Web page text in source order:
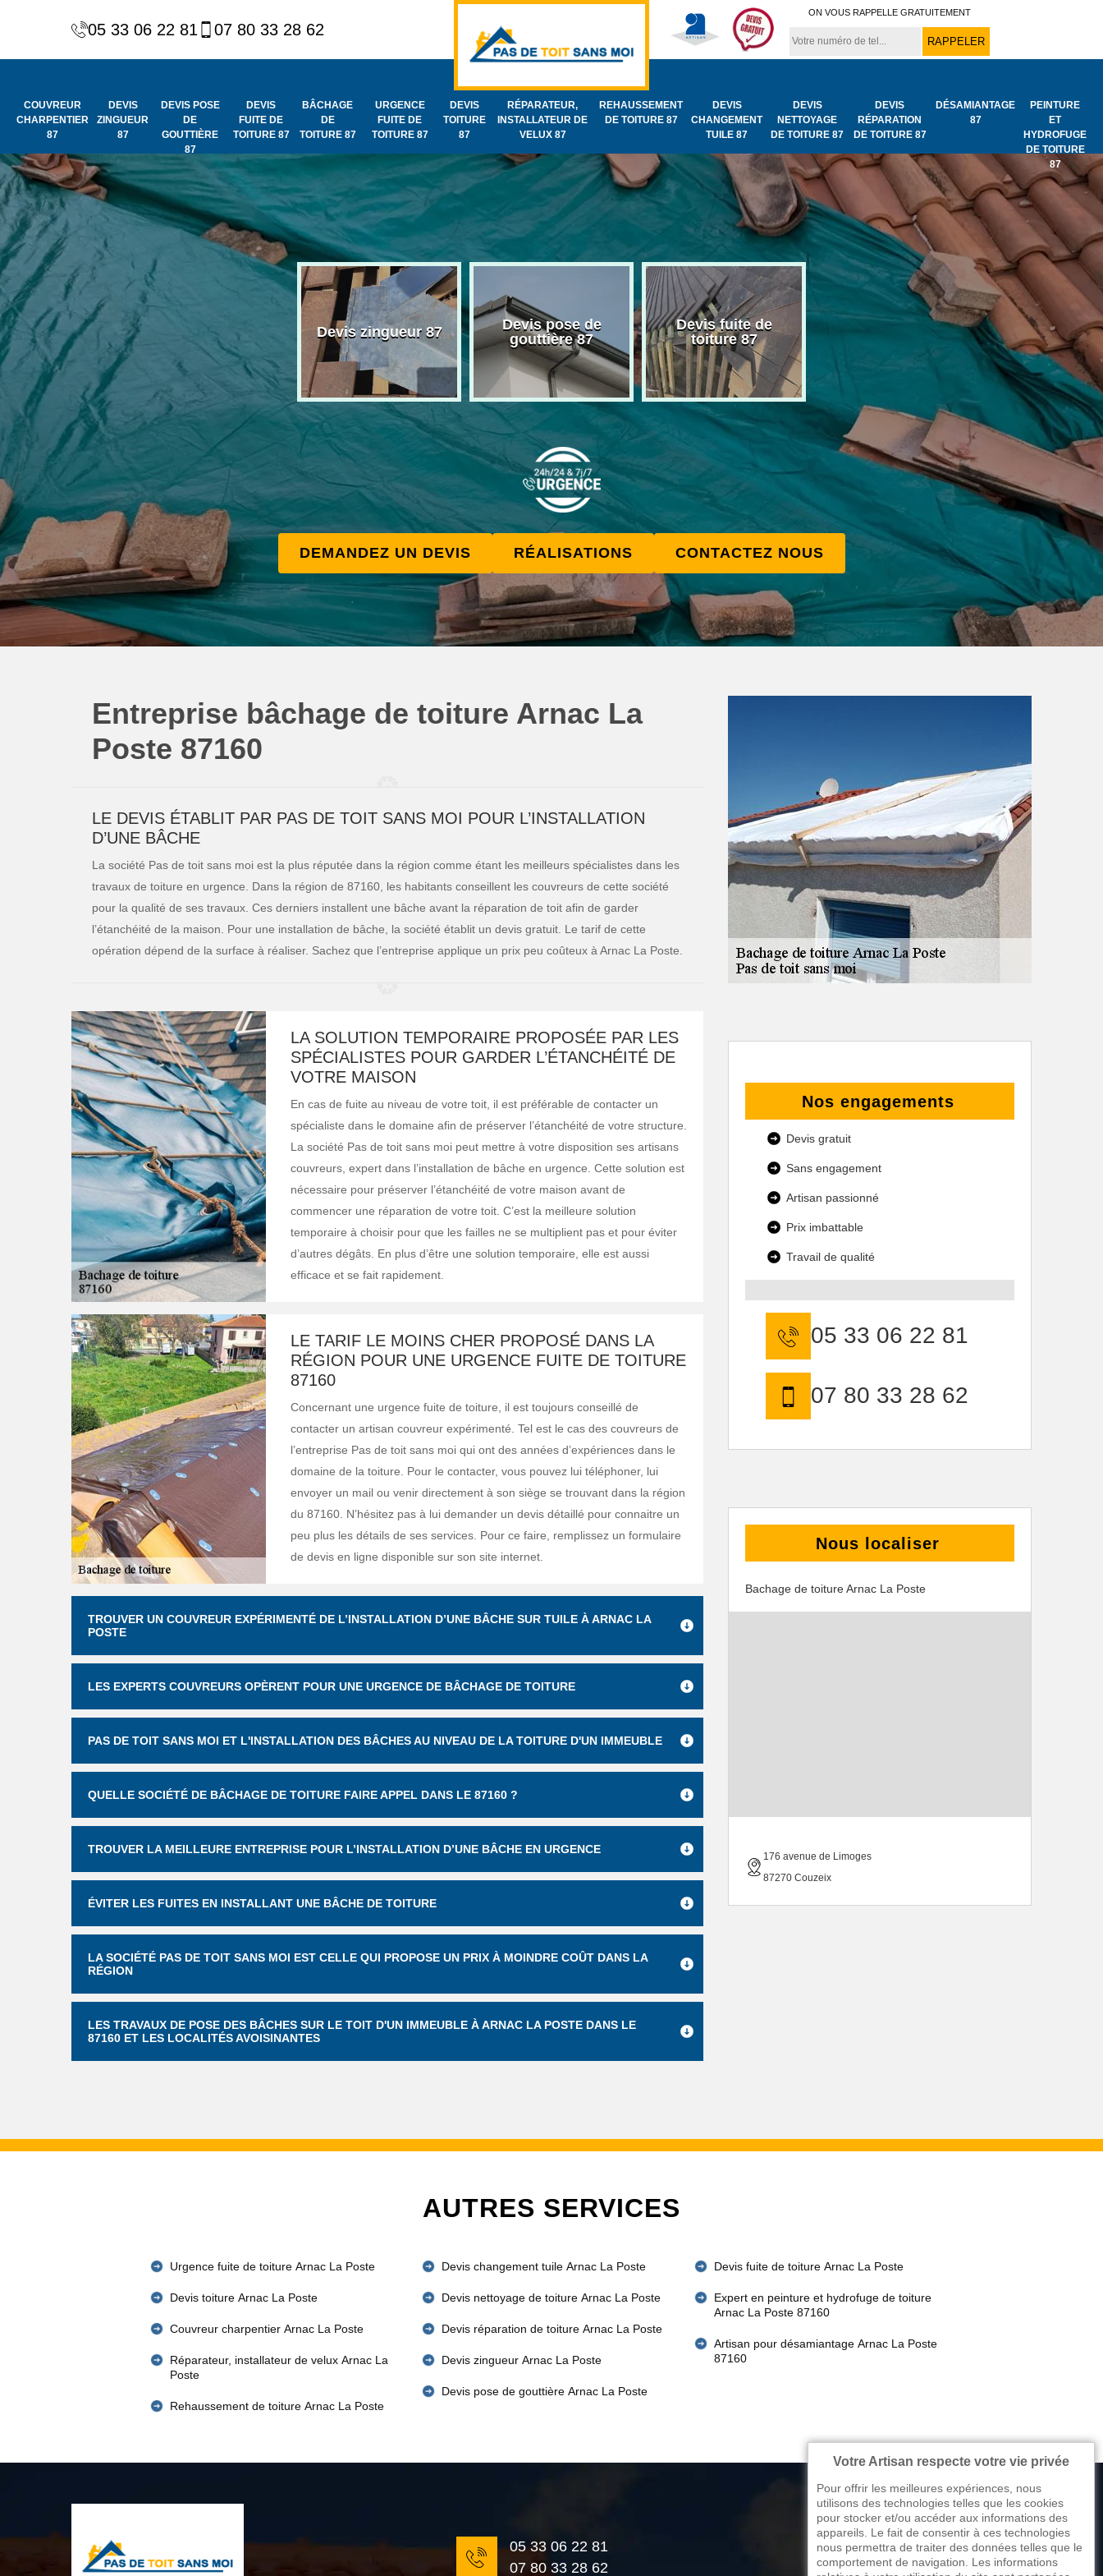
05 33 06 22 81 07 80 33 28 62
ON VOUS RAPPELLE GRATUITEMENT
COUVREUR
CHARPENTIER
87
DEVIS
ZINGUEUR
87
DEVIS POSE
DE
GOUTTIÈRE
87
DEVIS
FUITE DE
TOITURE 87
BÂCHAGE
DE
TOITURE 87
URGENCE
FUITE DE
TOITURE 87
DEVIS
TOITURE
87
RÉPARATEUR,
INSTALLATEUR DE
VELUX 87
REHAUSSEMENT
DE TOITURE 87
DEVIS
CHANGEMENT
TUILE 87
DEVIS
NETTOYAGE
DE TOITURE 87
DEVIS
RÉPARATION
DE TOITURE 87
DÉSAMIANTAGE
87
PEINTURE
ET
HYDROFUGE
DE TOITURE
87
et
de
toiture 87
Couvreur
charpentier 87
Devis zingueur 87
Devis pose de
gouttière 87
Devis fuite de
toiture 87
Bâchage de toiture
Urgence
toiture 87
DEMANDEZ UN DEVIS RÉALISATIONS CONTACTEZ NOUS
Entreprise bâchage de toiture Arnac La
Poste 87160
LE DEVIS ÉTABLIT PAR PAS DE TOIT SANS MOI POUR L’INSTALLATION
D’UNE BÂCHE
La société Pas de toit sans moi est la plus réputée dans la région comme étant les meilleurs spécialistes dans les
travaux de toiture en urgence. Dans la région de 87160, les habitants conseillent les couvreurs de cette société
pour la qualité de ses travaux. Ces derniers installent une bâche avant la réparation de toit afin de garder
l’étanchéité de la maison. Pour une installation de bâche, la société établit un devis gratuit. Le tarif de cette
opération dépend de la surface à réaliser. Sachez que l’entreprise applique un prix peu coûteux à Arnac La Poste.
LA SOLUTION TEMPORAIRE PROPOSÉE PAR LES
SPÉCIALISTES POUR GARDER L’ÉTANCHÉITÉ DE
VOTRE MAISON
En cas de fuite au niveau de votre toit, il est préférable de contacter un
spécialiste dans le domaine afin de préserver l’étanchéité de votre structure.
La société Pas de toit sans moi peut mettre à votre disposition ses artisans
couvreurs, expert dans l’installation de bâche en urgence. Cette solution est
nécessaire pour préserver l’étanchéité de votre maison avant de
commencer une réparation de votre toit. C’est la meilleure solution
temporaire à choisir pour que les failles ne se multiplient pas et pour éviter
d’autres dégâts. En plus d’être une solution temporaire, elle est aussi
efficace et se fait rapidement.
LE TARIF LE MOINS CHER PROPOSÉ DANS LA
RÉGION POUR UNE URGENCE FUITE DE TOITURE
87160
Concernant une urgence fuite de toiture, il est toujours conseillé de
contacter un artisan couvreur expérimenté. Tel est le cas des couvreurs de
l’entreprise Pas de toit sans moi qui ont des années d’expériences dans le
domaine de la toiture. Pour le contacter, vous pouvez lui téléphoner, lui
envoyer un mail ou venir directement à son siège se trouvant dans la région
du 87160. N’hésitez pas à lui demander un devis détaillé pour connaitre un
peu plus les détails de ses services. Pour ce faire, remplissez un formulaire
de devis en ligne disponible sur son site internet.
TROUVER UN COUVREUR EXPÉRIMENTÉ DE L’INSTALLATION D’UNE BÂCHE SUR TUILE À ARNAC LA
POSTE
LES EXPERTS COUVREURS OPÈRENT POUR UNE URGENCE DE BÂCHAGE DE TOITURE
PAS DE TOIT SANS MOI ET L'INSTALLATION DES BÂCHES AU NIVEAU DE LA TOITURE D'UN IMMEUBLE
QUELLE SOCIÉTÉ DE BÂCHAGE DE TOITURE FAIRE APPEL DANS LE 87160 ?
TROUVER LA MEILLEURE ENTREPRISE POUR L’INSTALLATION D’UNE BÂCHE EN URGENCE
ÉVITER LES FUITES EN INSTALLANT UNE BÂCHE DE TOITURE
LA SOCIÉTÉ PAS DE TOIT SANS MOI EST CELLE QUI PROPOSE UN PRIX À MOINDRE COÛT DANS LA
RÉGION
LES TRAVAUX DE POSE DES BÂCHES SUR LE TOIT D'UN IMMEUBLE À ARNAC LA POSTE DANS LE
87160 ET LES LOCALITÉS AVOISINANTES
Nos engagements
Devis gratuit
Sans engagement
Artisan passionné
Prix imbattable
Travail de qualité
05 33 06 22 81
07 80 33 28 62
Nous localiser
Bachage de toiture Arnac La Poste
176 avenue de Limoges
87270 Couzeix
AUTRES SERVICES
Urgence fuite de toiture Arnac La Poste
Devis toiture Arnac La Poste
Couvreur charpentier Arnac La Poste
Réparateur, installateur de velux Arnac La
Poste
Rehaussement de toiture Arnac La Poste
Devis changement tuile Arnac La Poste
Devis nettoyage de toiture Arnac La Poste
Devis réparation de toiture Arnac La Poste
Devis zingueur Arnac La Poste
Devis pose de gouttière Arnac La Poste
Devis fuite de toiture Arnac La Poste
Expert en peinture et hydrofuge de toiture
Arnac La Poste 87160
Artisan pour désamiantage Arnac La Poste
87160
05 33 06 22 81
07 80 33 28 62
176 avenue de Limoges
87270 Couzeix
Votre Artisan respecte votre vie privée
Pour offrir les meilleures expériences, nous
utilisons des technologies telles que les cookies
pour stocker et/ou accéder aux informations des
appareils. Le fait de consentir à ces technologies
nous permettra de traiter des données telles que le
comportement de navigation. Les informations